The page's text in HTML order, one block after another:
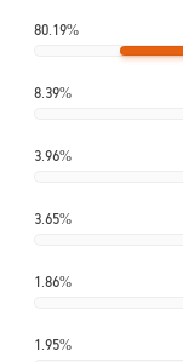
80.19%
8.39%
3.96%
3.65%
1.86%
1.95%